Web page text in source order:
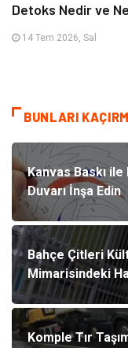
Detoks Nedir ve
14 Tem 2026, Sal
BUNLARI
Kanvas Baskı
Duvarı İnşa Edin
Bahçe Çitleri
Mimarisindeki
Komple Tır